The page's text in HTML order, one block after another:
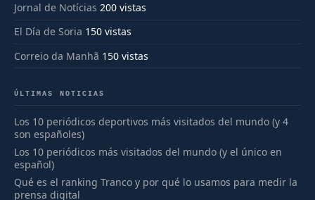
Jornal de Notícias 200 vistas
El Día de Soria 150 vistas
Correio da Manhã 150 vistas
ÚLTIMAS NOTICIAS
Los 10 periódicos deportivos más visitados del mundo (y 4
son españoles)
Los 10 periódicos más visitados del mundo (y el único en
español)
Qué es el ranking Tranco y por qué lo usamos para medir la
prensa digital